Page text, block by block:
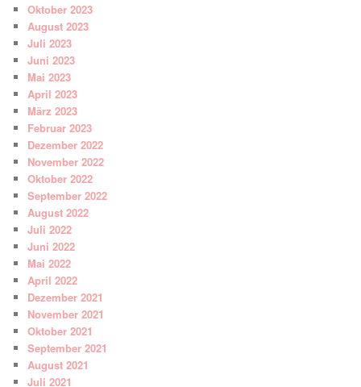
Oktober 2023
August 2023
Juli 2023
Juni 2023
Mai 2023
April 2023
März 2023
Februar 2023
Dezember 2022
November 2022
Oktober 2022
September 2022
August 2022
Juli 2022
Juni 2022
Mai 2022
April 2022
Dezember 2021
November 2021
Oktober 2021
September 2021
August 2021
Juli 2021